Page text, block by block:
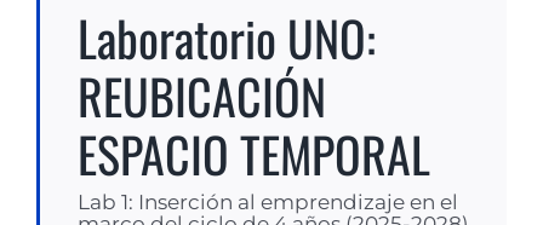
Laboratorio UNO:
REUBICACIÓN
ESPACIO TEMPORAL
Lab 1: Inserción al emprendizaje en el